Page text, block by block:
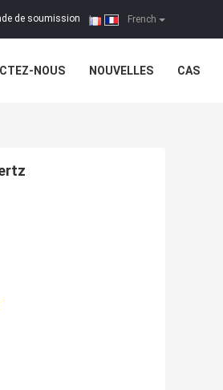
French
de soumission |
NOUS NOUVELLES CAS